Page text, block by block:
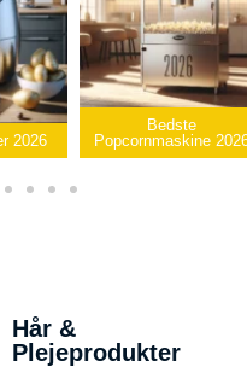
2026
Bedste Bluetooth
højtaler 2026
Hår &
Plejeprodukter